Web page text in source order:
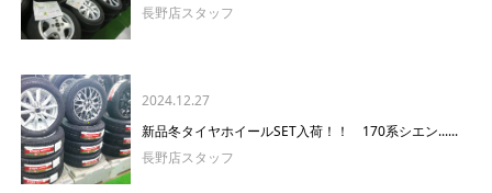
長野店スタッフ
2024.12.27
新品冬タイヤホイールSET入荷！！ 170系シエン......
長野店スタッフ